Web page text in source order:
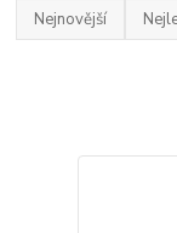
Nejnovější